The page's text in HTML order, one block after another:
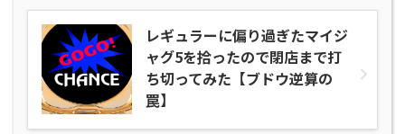
レギュラーに偏り過ぎたマイジ
ャグ5を拾ったので閉店まで打
ち切ってみた【ブドウ逆算の
罠】